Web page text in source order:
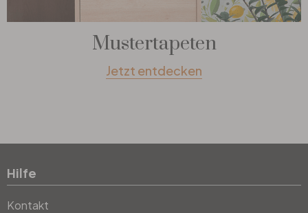
Mustertapeten
Jetzt entdecken
Hilfe
Kontakt